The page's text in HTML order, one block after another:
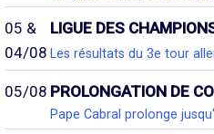
05 &
04/08
LIGUE DES
Les résultats du 3e tour
05/08 PROLONGATION DE
Pape Cabral prolonge